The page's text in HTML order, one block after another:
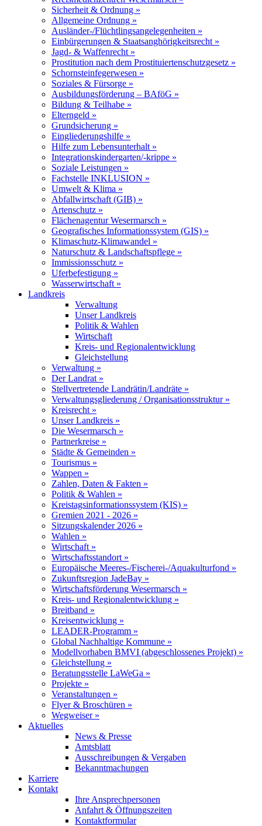
Sicherheit & Ordnung »
Allgemeine Ordnung »
Ausländer-/Flüchtlingsangelegenheiten »
Einbürgerungen & Staatsanghörigkeitsrecht »
Jagd- & Waffenrecht »
Prostitution nach dem Prostituiertenschutzgesetz »
Schornsteinfegerwesen »
Soziales & Fürsorge »
Ausbildungsförderung – BAföG »
Bildung & Teilhabe »
Elterngeld »
Grundsicherung »
Eingliederungshilfe »
Hilfe zum Lebensunterhalt »
Integrationskindergarten/-krippe »
Soziale Leistungen »
Fachstelle INKLUSION »
Umwelt & Klima »
Abfallwirtschaft (GIB) »
Artenschutz »
Flächenagentur Wesermarsch »
Geografisches Informationssystem (GIS) »
Klimaschutz-Klimawandel »
Naturschutz & Landschaftspflege »
Immissionsschutz »
Uferbefestigung »
Wasserwirtschaft »
Landkreis
Verwaltung
Unser Landkreis
Politik & Wahlen
Wirtschaft
Kreis- und Regionalentwicklung
Gleichstellung
Verwaltung »
Der Landrat »
Stellvertretende Landrätin/Landräte »
Verwaltungsgliederung / Organisationsstruktur »
Kreisrecht »
Unser Landkreis »
Die Wesermarsch »
Partnerkreise »
Städte & Gemeinden »
Tourismus »
Wappen »
Zahlen, Daten & Fakten »
Politik & Wahlen »
Kreistagsinformationssystem (KIS) »
Gremien 2021 - 2026 »
Sitzungskalender 2026 »
Wahlen »
Wirtschaft »
Wirtschaftsstandort »
Europäische Meeres-/Fischerei-/Aquakulturfond »
Zukunftsregion JadeBay »
Wirtschaftsförderung Wesermarsch »
Kreis- und Regionalentwicklung »
Breitband »
Kreisentwicklung »
LEADER-Programm »
Global Nachhaltige Kommune »
Modellvorhaben BMVI (abgeschlossenes Projekt) »
Gleichstellung »
Beratungsstelle LaWeGa »
Projekte »
Veranstaltungen »
Flyer & Broschüren »
Wegweiser »
Aktuelles
News & Presse
Amtsblatt
Ausschreibungen & Vergaben
Bekanntmachungen
Karriere
Kontakt
Ihre Ansprechpersonen
Anfahrt & Öffnungszeiten
Kontaktformular